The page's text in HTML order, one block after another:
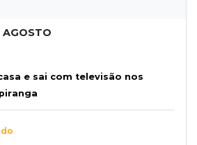
AGOSTO
e sai com televisão nos